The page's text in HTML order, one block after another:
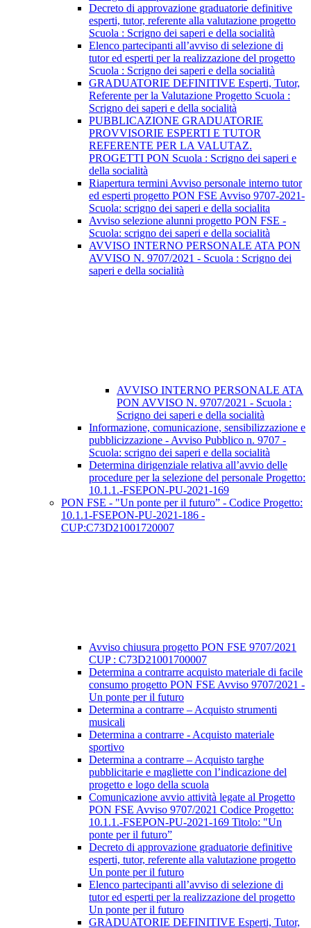
Decreto di approvazione graduatorie definitive
esperti, tutor, referente alla valutazione progetto
Scuola : Scrigno dei saperi e della socialità
Elenco partecipanti all’avviso di selezione di
tutor ed esperti per la realizzazione del progetto
Scuola : Scrigno dei saperi e della socialità
GRADUATORIE DEFINITIVE Esperti, Tutor,
Referente per la Valutazione Progetto Scuola :
Scrigno dei saperi e della socialità
PUBBLICAZIONE GRADUATORIE
PROVVISORIE ESPERTI E TUTOR
REFERENTE PER LA VALUTAZ.
PROGETTI PON Scuola : Scrigno dei saperi e
della socialità
Riapertura termini Avviso personale interno tutor
ed esperti progetto PON FSE Avviso 9707-2021-
Scuola: scrigno dei saperi e della socialita
Avviso selezione alunni progetto PON FSE -
Scuola: scrigno dei saperi e della socialità
AVVISO INTERNO PERSONALE ATA PON
AVVISO N. 9707/2021 - Scuola : Scrigno dei
saperi e della socialità
AVVISO INTERNO PERSONALE ATA
PON AVVISO N. 9707/2021 - Scuola :
Scrigno dei saperi e della socialità
Informazione, comunicazione, sensibilizzazione e
pubblicizzazione - Avviso Pubblico n. 9707 -
Scuola: scrigno dei saperi e della socialità
Determina dirigenziale relativa all’avvio delle
procedure per la selezione del personale Progetto:
10.1.1.-FSEPON-PU-2021-169
PON FSE - "Un ponte per il futuro” - Codice Progetto:
10.1.1-FSEPON-PU-2021-186 -
CUP:C73D21001720007
Avviso chiusura progetto PON FSE 9707/2021
CUP : C73D21001700007
Determina a contrarre acquisto materiale di facile
consumo progetto PON FSE Avviso 9707/2021 -
Un ponte per il futuro
Determina a contrarre – Acquisto strumenti
musicali
Determina a contrarre - Acquisto materiale
sportivo
Determina a contrarre – Acquisto targhe
pubblicitarie e magliette con l’indicazione del
progetto e logo della scuola
Comunicazione avvio attività legate al Progetto
PON FSE Avviso 9707/2021 Codice Progetto:
10.1.1.-FSEPON-PU-2021-169 Titolo: "Un
ponte per il futuro”
Decreto di approvazione graduatorie definitive
esperti, tutor, referente alla valutazione progetto
Un ponte per il futuro
Elenco partecipanti all’avviso di selezione di
tutor ed esperti per la realizzazione del progetto
Un ponte per il futuro
GRADUATORIE DEFINITIVE Esperti, Tutor,